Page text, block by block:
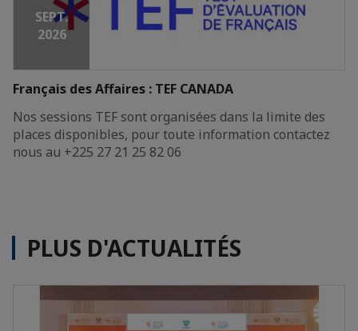
SEPT.
2026
Français des Affaires : TEF CANADA
Nos sessions TEF sont organisées dans la limite des
places disponibles, pour toute information contactez
nous au +225 27 21 25 82 06
PLUS D'ACTUALITÉS